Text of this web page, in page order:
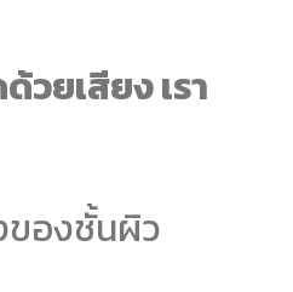
วยเสียง เรา
ของชั้นผิว